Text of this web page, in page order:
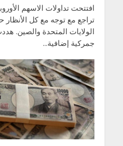
تراجع مع توجه مع كل الأنظار
الولايات المتحدة والصين.
جمركية إضافية...